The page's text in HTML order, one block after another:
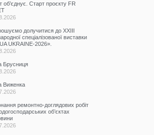
об’єднує. Старт проєкту FR
долучитися до ХХІІІ
спеціалізованої виставки
UKRAINE-2026».
Брусниця
Виженка
ремонтно-доглядових робіт
об’єктах